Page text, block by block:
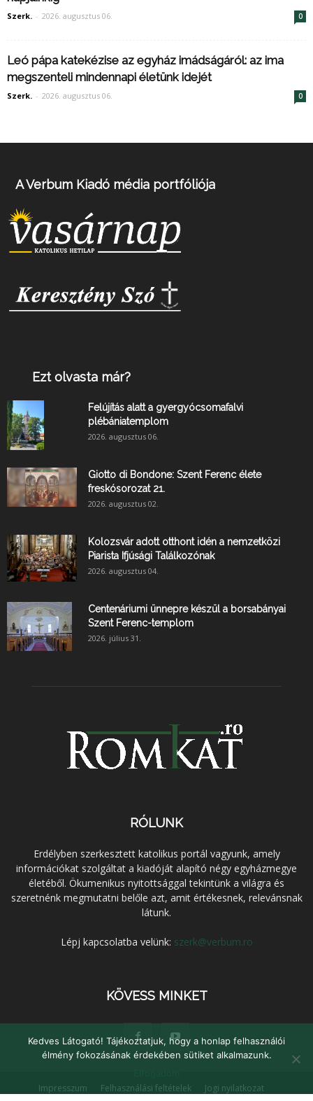
Szerk. - 2026. augusztus 06. 0
Leó pápa katekézise az egyház imádságáról: az ima
megszenteli mindennapi életünk idejét
Szerk. - 2026. augusztus 06. 0
A Verbum Kiadó média portfóliója
Ezt olvasta már?
Felújítás alatt a gyergyócsomafalvi
plébániatemplom
2026. augusztus 06.
Giotto di Bondone: Szent Ferenc élete
freskósorozat 21.
2026. augusztus 02.
Kolozsvár adott otthont idén a nemzetközi
Piarista Ifjúsági Találkozónak
2026. augusztus 04.
Centenáriumi ünnepre készül a borsabányai
Szent Ferenc-templom
2026. július 31.
RÓLUNK
Erdélyben szerkesztett katolikus portál vagyunk, amely
információkat szolgáltat a kiadóját alapító négy egyházmegye
életéből. Ökumenikus nyitottsággal tekintünk a világra és
szeretnénk megmutatni belőle azt, amit értékesnek, relevánsnak
látunk.
Lépj kapcsolatba velünk: szerk@verbum.ro
KÖVESS MINKET
Impresszum Felhasználási feltételek
Jogi nyilatkozat
Kedves Látogató! Tájékoztatjuk, hogy a honlap felhasználói
élmény fokozásának érdekében sütiket alkalmazunk.